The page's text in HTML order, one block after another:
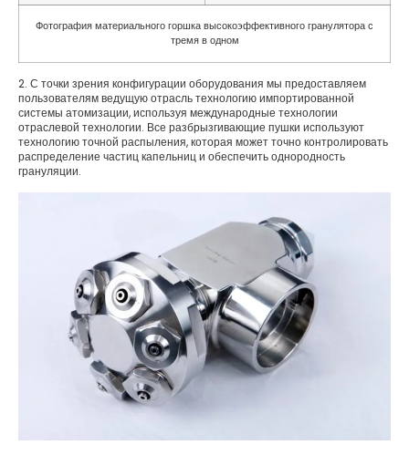
Фотография материального горшка высокоэффективного гранулятора с
тремя в одном
2. С точки зрения конфигурации оборудования мы предоставляем
пользователям ведущую отрасль технологию импортированной
системы атомизации, используя международные технологии
отраслевой технологии. Все разбрызгивающие пушки используют
технологию точной распыления, которая может точно контролировать
распределение частиц капельниц и обеспечить однородность
грануляции.